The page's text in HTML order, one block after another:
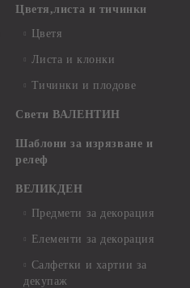
Цветя,листа и тичинки
Цветя
Листа и клонки
Тичинки и плодове
Свети ВАЛЕНТИН
Шаблони за изрязване и
релеф
ВЕЛИКДЕН
Предмети за декорация
Елементи за декорация
Салфетки и хартии за
декупаж